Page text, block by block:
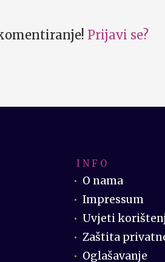
Prijavi se?
I N F O
O nama
Impressum
Uvjeti
Zaštita
Oglašavanje